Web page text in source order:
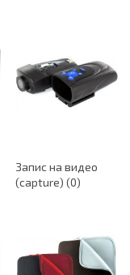
Запис на видео
(capture) (0)